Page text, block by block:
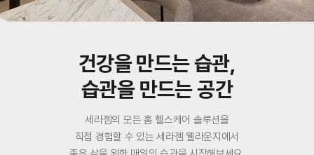
건강을 만드는 습관,
습관을 만드는 공간
세라젬의 모든 홈 헬스케어 솔루션을
직접 경험할 수 있는 세라젬 웰라운지에서